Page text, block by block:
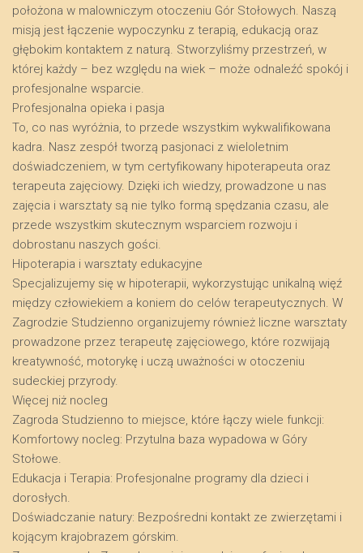
położona w malowniczym otoczeniu Gór Stołowych. Naszą
misją jest łączenie wypoczynku z terapią, edukacją oraz
głębokim kontaktem z naturą. Stworzyliśmy przestrzeń, w
której każdy – bez względu na wiek – może odnaleźć spokój i
profesjonalne wsparcie.
​Profesjonalna opieka i pasja
​To, co nas wyróżnia, to przede wszystkim wykwalifikowana
kadra. Nasz zespół tworzą pasjonaci z wieloletnim
doświadczeniem, w tym certyfikowany hipoterapeuta oraz
terapeuta zajęciowy. Dzięki ich wiedzy, prowadzone u nas
zajęcia i warsztaty są nie tylko formą spędzania czasu, ale
przede wszystkim skutecznym wsparciem rozwoju i
dobrostanu naszych gości.
​Hipoterapia i warsztaty edukacyjne
​Specjalizujemy się w hipoterapii, wykorzystując unikalną więź
między człowiekiem a koniem do celów terapeutycznych. W
Zagrodzie Studzienno organizujemy również liczne warsztaty
prowadzone przez terapeutę zajęciowego, które rozwijają
kreatywność, motorykę i uczą uważności w otoczeniu
sudeckiej przyrody.
​Więcej niż nocleg
​Zagroda Studzienno to miejsce, które łączy wiele funkcji:
​Komfortowy nocleg: Przytulna baza wypadowa w Góry
Stołowe.
​Edukacja i Terapia: Profesjonalne programy dla dzieci i
dorosłych.
​Doświadczanie natury: Bezpośredni kontakt ze zwierzętami i
kojącym krajobrazem górskim.